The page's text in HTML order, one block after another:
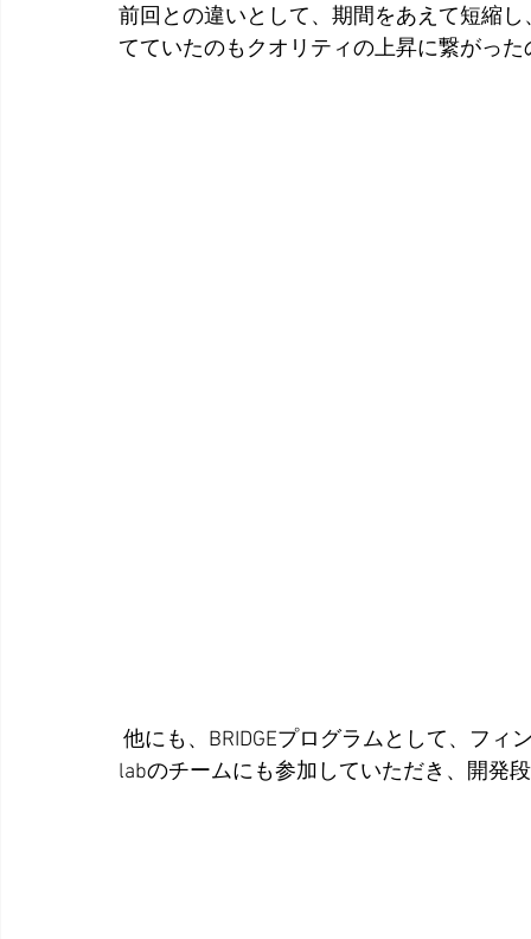
前回との違いとして、期間をあえて短縮
てていたのもクオリティの上昇に繋がっ
labのチームにも参加していただき、開発